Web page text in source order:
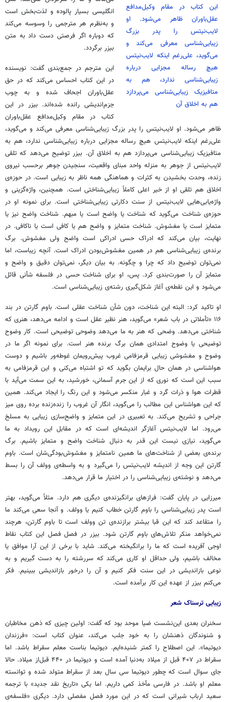
این کتاب در مقام وکیل‌مدافع
عقل‌باوران ظاهر می‌شود. او
لایب‌نیتس را پدر بزرگ
زیبایی‌شناسی معرفی می‌کند و
می‌گوید، علی‌رغم اینکه لایب‌نیتس
هیچ رساله‌ مجزایی درباره‌
زیبایی‌شناسی ندارد، هم به
متافیزیک زیبایی‌شناسی می‌پردازد
هم به اخلاق آن
انگلیسی بسیار پالوده و لذت‌بخش است
و به‌نظرم هر مترجمی را وسوسه می‌کند
که دوباره اگر فرصتی دست داد به متن
بیزر برگردد.
این مترجم در جمع‌بندی گفت: نویسنده
در این کتاب احساس می‌کند که در حق
عقل‌باوران اجحاف شده و به چوب
جزم‌اندیشی رانده شده‌اند. بیزر در این
کتاب در مقام وکیل‌مدافع عقل‌باوران
ظاهر می‌شود. او لایب‌نیتس را پدر بزرگ زیبایی‌شناسی معرفی می‌کند و می‌گوید،
علی‌رغم اینکهلایب‌نیتس هیچ رساله‌ مجزایی درباره‌ زیبایی‌شناسی ندارد، هم به
متافیزیک زیبایی‌شناسی می‌پردازد هم به اخلاق آن. بیزر توضیح می‌دهد که تلقی
لایب‌نیتس از جوهر به منزله‌ واحد مبنای واقعیت، سنجیدن جوهر برحسب نیروی
زنده، وحدت بخشیدن به کثرات و هماهنگی همه ناظر به زیبایی است. در حوزه‌ی
اخلاق هم تلقی او از خیر اعلی کاملاً زیبایی‌شناختی است. همچنین، واژه‌گزینی و
واژه‌یابی‌هاییلایب‌نیتس از سنت دکارتی زیبایی‌شناختی است. برای نمونه او در
حوزه‌ی شناخت می‌گوید که شناخت یا واضح است یا مبهم. شناخت واضح نیز یا
متمایز است یا مغشوش. شناخت متمایز و واضح هم یا کافی است یا ناکافی. در
نهایت، بیان می‌کند که ادراک حسی ادراکی است واضح ولی مغشوش. برگ
برنده‌ی زیبایی‌شناسی هم در همین مغشوش‌بودن ادراک است. آنچه زیباست، اما
نمی‌توان توضیح داد که چرا و چگونه. به بیان دیگر، نمی‌توان دقیق و واضح و
متمایز آن را صورت‌بندی کرد. پس، او برای شناخت حسی در فلسفهشأنی قائل
می‌شود و این نقطه‌ی آغاز شکل‌گیری رشته‌ی زیبایی‌شناسی است.
او تاکید کرد: البته این شناخت، دون شأن شناخت عقلی است. باوم گارتن در بند
۱۱۶ «تأملاتی در باب شعر» می‌گوید، هنر نظیر عقل است و ادامه می‌دهد، هنری که
شناختی می‌دهد. وضحی که هنر به ما می‌دهد وضوحی توضیحی است. کار وضوح
توضیحی یا وضوح امتدادی همان برگ برنده هنر است. برای نمونه اگر ما در
وضوح و مغشوشی زیبایی قرمزفامی غروب پیش‌رویمان غوطه‌ور باشیم و دوست
هواشناسی در همان حال برایمان بگوید که تو اشتباه می‌کنی و اینقرمزفامیبه
سبب این است که نوری که از این جرم آسمانی، خورشید، به این سمت می‌آید با
قطرات هوا و ذرات گرد و غبار منکسر می‌شود و این رنگ را ایجاد می‌کند. همین
که این هواشناس این مطالب را می‌گوید، انگار آن غروب را زنده‌زنده برده روی میز
جراحی و تشریح می‌کند. به تعبیری در این متمایز و واضح‌سازی زیبایی بهمسلخ
می‌رود. اما لایب‌نیتسآغازگر اندیشه‌ای است که در مقابل این رویداد به ما
می‌گوید، نیازی نیست این قدر به دنبال شناخت واضح و متمایز باشیم. برگ
برنده‌ی بعضی از شناخت‌های ما همین نامتمایز و مغشوش‌بودگی‌شان است. باوم
گارتناین وجه از اندیشه لایب‌نیتس را می‌گیرد و به واسطه‌یوولفآن را بسط
می‌دهد و نوشته‌ی زیبایی‌شناسی را در اختیار ما قرار می‌دهد.
میرزایی در پایان گفت: فرازهای برانگیزنده‌ی دیگری هم دارد. مثلاً می‌گوید، بهتر
است پدر زیبایی‌شناسی را باوم گارتنخطاب کنیم یا وولف. و آنجا سعی می‌کند ما
را متقاعد کند که این قبا بیشتر برازنده‌ی تنوولف است تا باومگارتن، هرچند
نمی‌خواهد منکر تلاش‌هایباوم گارتن شود. بیزر در فصل فصل این کتاب نقاط
اوجی آفریده است که ما را برانگیخته می‌کند. شاید با برخی از این آرا موافق یا
مخالف باشیم، ولی حداقل او کاری می‌کند که سررشته را به دست گیریم و به
نوعی بازاندیشی در این سنت فکر کنیم و آن را درخور بازاندیشی ببینیم. فکر
می‌کنم بیزر از عهده این کار برآمده است.
زیبایی ترسناک شعر
سخنران بعدی این‌نشست ضیا موحد بود که گفت: اولین چیزی که ذهن مخاطبان
و شنوندگان ذهنشان را به خود جلب می‌کند، عنوان کتاب است: «فرزندان
دیوتیما». این اصطلاح را کمتر شنیده‌ایم. دیوتیما بناست معلم سقراط باشد. اما
سقراط در ۴۰۷ قبل از میلاد به‌دنیا آمده است و
دیوتیما
در ۴۴۰ قبل‌از میلاد. حالا
جای سوال است که چطور دیوتیما سی سال بعد از سقراط متولد شده و توانسته
معلم او باشد. در فارسی مأخذ کمی داریم. اما یکی «تاریخ نقد جدید» با ترجمه
سعید ارباب شیرانی است که در این مورد فصل مفصلی دارد. دیگری «فلسفه‌ی